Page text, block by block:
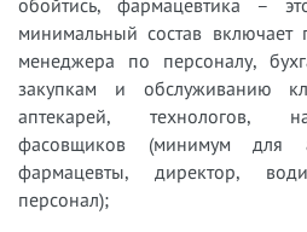
обойтись, фармацевтика –
минимальный состав включает
менеджера по персоналу,
закупкам и обслуживанию
аптекарей, технологов,
фасовщиков (минимум для
фармацевты, директор,
персонал);